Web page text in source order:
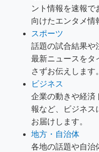
ント情報を速報で
向けたエンタメ情
スポーツ
話題の試合結果や
最新ニュースをタ
さずお伝えします。
ビジネス
企業の動きや経済
報など、ビジネス
お届けします。
地方・自治体
各地の話題や自治